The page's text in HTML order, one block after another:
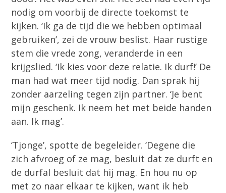
nodig om voorbij de directe toekomst te
kijken. ‘Ik ga de tijd die we hebben optimaal
gebruiken’, zei de vrouw beslist. Haar rustige
stem die vrede zong, veranderde in een
krijgslied. ‘Ik kies voor deze relatie. Ik durf!’ De
man had wat meer tijd nodig. Dan sprak hij
zonder aarzeling tegen zijn partner. ‘Je bent
mijn geschenk. Ik neem het met beide handen
aan. Ik mag’.
‘Tjonge’, spotte de begeleider. ‘Degene die
zich afvroeg of ze mag, besluit dat ze durft en
de durfal besluit dat hij mag. En hou nu op
met zo naar elkaar te kijken, want ik heb